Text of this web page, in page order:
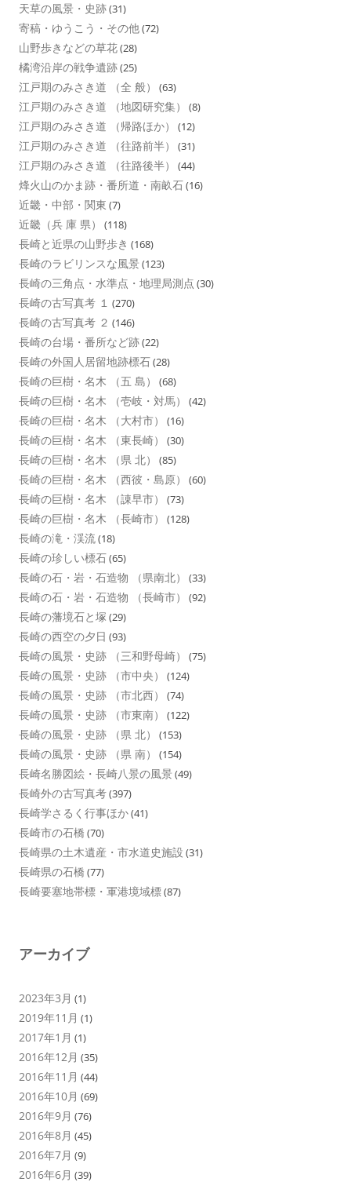
天草の風景・史跡(31)
寄稿・ゆうこう・その他(72)
山野歩きなどの草花(28)
橘湾沿岸の戦争遺跡(25)
江戸期のみさき道 （全 般） (63)
江戸期のみさき道 （地図研究集） (8)
江戸期のみさき道 （帰路ほか） (12)
江戸期のみさき道 （往路前半） (31)
江戸期のみさき道 （往路後半） (44)
烽火山のかま跡・番所道・南畝石(16)
近畿・中部・関東 (7)
近畿（兵 庫 県） (118)
長崎と近県の山野歩き (168)
長崎のラビリンスな風景 (123)
長崎の三角点・水準点・地理局測点 (30)
長崎の古写真考 １ (270)
長崎の古写真考 ２ (146)
長崎の台場・番所など跡(22)
長崎の外国人居留地跡標石(28)
長崎の巨樹・名木 （五 島） (68)
長崎の巨樹・名木 （壱岐・対馬） (42)
長崎の巨樹・名木 （大村市） (16)
長崎の巨樹・名木 （東長崎） (30)
長崎の巨樹・名木 （県 北） (85)
長崎の巨樹・名木 （西彼・島原） (60)
長崎の巨樹・名木 （諌早市） (73)
長崎の巨樹・名木 （長崎市） (128)
長崎の滝・渓流(18)
長崎の珍しい標石(65)
長崎の石・岩・石造物 （県南北） (33)
長崎の石・岩・石造物 （長崎市） (92)
長崎の藩境石と塚 (29)
長崎の西空の夕日 (93)
長崎の風景・史跡 （三和野母崎） (75)
長崎の風景・史跡 （市中央） (124)
長崎の風景・史跡 （市北西） (74)
長崎の風景・史跡 （市東南） (122)
長崎の風景・史跡 （県 北） (153)
長崎の風景・史跡 （県 南） (154)
長崎名勝図絵・長崎八景の風景 (49)
長崎外の古写真考(397)
長崎学さるく行事ほか(41)
長崎市の石橋 (70)
長崎県の土木遺産・市水道史施設 (31)
長崎県の石橋 (77)
長崎要塞地帯標・軍港境域標(87)
アーカイブ
2023年3月 (1)
2019年11月 (1)
2017年1月 (1)
2016年12月 (35)
2016年11月 (44)
2016年10月 (69)
2016年9月 (76)
2016年8月 (45)
2016年7月 (9)
2016年6月 (39)